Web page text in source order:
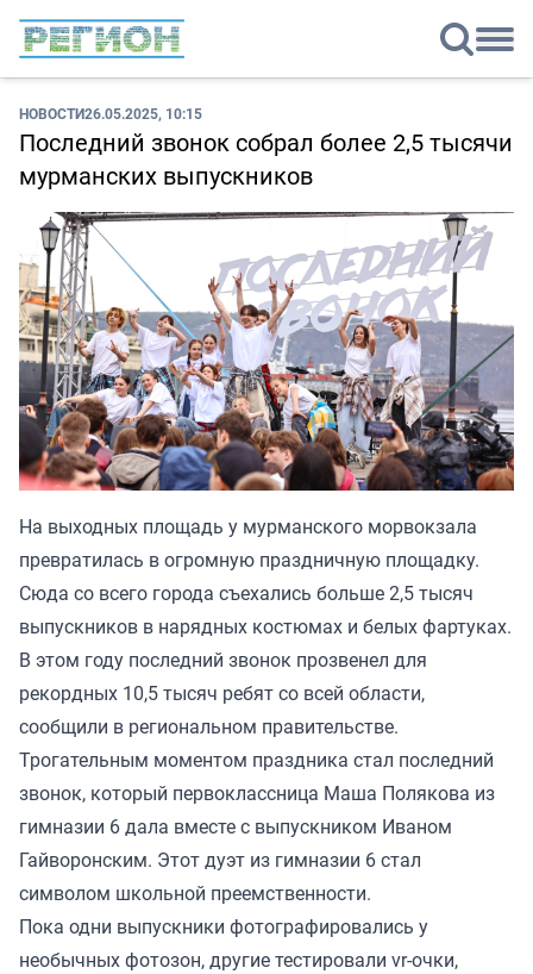
НОВОСТИ26.05.2025, 10:15
Последний звонок собрал более 2,5 тысячи
мурманских выпускников
На выходных площадь у мурманского морвокзала
превратилась в огромную праздничную площадку.
Сюда со всего города съехались больше 2,5 тысяч
выпускников в нарядных костюмах и белых фартуках.
В этом году последний звонок прозвенел для
рекордных 10,5 тысяч ребят со всей области,
сообщили в региональном правительстве.
Трогательным моментом праздника стал последний
звонок, который первоклассница Маша Полякова из
гимназии 6 дала вместе с выпускником Иваном
Гайворонским. Этот дуэт из гимназии 6 стал
символом школьной преемственности.
Пока одни выпускники фотографировались у
необычных фотозон, другие тестировали vr-очки,